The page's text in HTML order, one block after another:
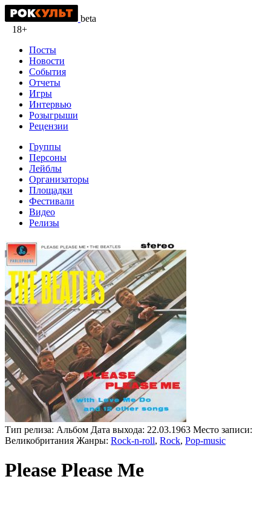
beta
18+
Посты
Новости
События
Отчеты
Игры
Интервью
Розыгрыши
Рецензии
Группы
Персоны
Лейблы
Организаторы
Площадки
Фестивали
Видео
Релизы
Тип релиза: Альбом Дата выхода: 22.03.1963 Место записи:
Великобритания Жанры: Rock-n-roll, Rock, Pop-music
Please Please Me